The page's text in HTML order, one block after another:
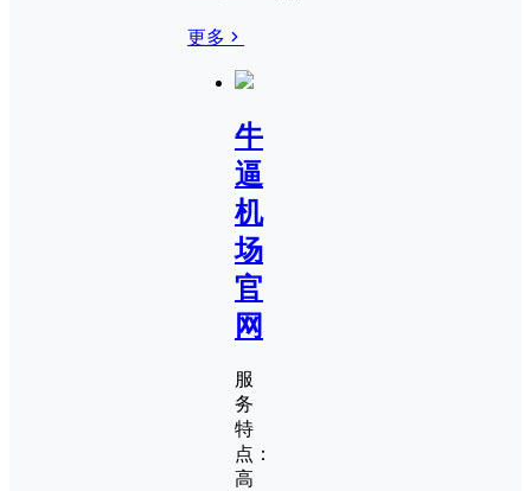
更多
牛
逼
机
场
官
网
服
务
特
点：
高